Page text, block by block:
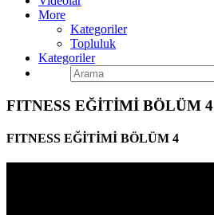
More
Kategoriler
Topluluk
Kategoriler
FITNESS EĞİTİMİ BÖLÜM 4
FITNESS EĞİTİMİ BÖLÜM 4